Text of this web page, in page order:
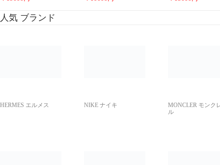
人気 ブランド
HERMES エルメス NIKE ナイキ
MONCLER モンク
ル